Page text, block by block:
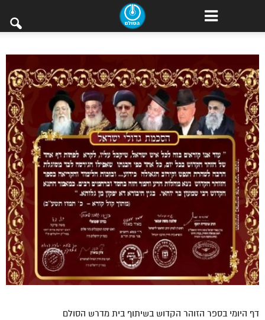
דף היומי בספר הזוהר הקדוש בשיתוף בית מדרש הסולם